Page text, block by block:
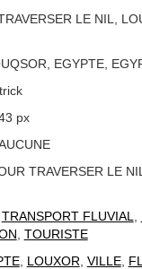
LE NIL,
EGYPTE,
px
TRAVERSER LE
TRANSPORT FLUVIAL
TOURISTE
, LOUXOR VILLE,